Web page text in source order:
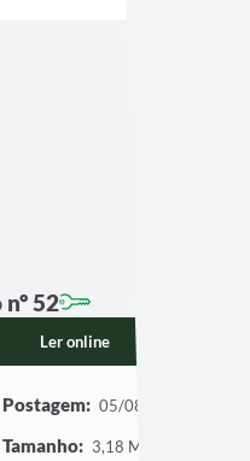
nº 52
Ler online
Postagem: 05/08/2025 às 08h00
Tamanho: 3,18 MB | 17 páginas